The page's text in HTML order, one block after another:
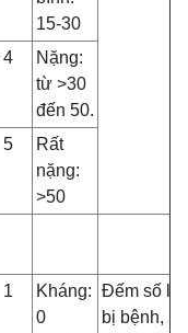
15-30
4
Nặng:
từ >30
đến 50.
5
Rất
nặng:
>50
1
Kháng:
0
Đếm số lá
bị bệnh,